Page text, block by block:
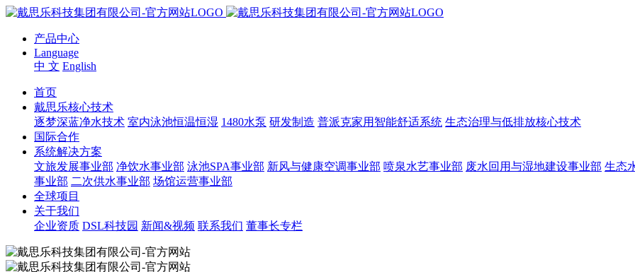
产品中心
Language
中 文 English
首页
戴思乐核心技术
逐梦深蓝净水技术 室内泳池恒温恒湿 1480水泵 研发制造 普派克家用智能舒适系统 生态治理与低排放核心技术
国际合作
系统解决方案
文旅发展事业部 净饮水事业部 泳池SPA事业部 新风与健康空调事业部 喷泉水艺事业部 废水回用与湿地建设事业部 生态
事业部 二次供水事业部 场馆运营事业部
全球项目
关于我们
企业资质 DSL科技园 新闻&视频 联系我们 董事长专栏